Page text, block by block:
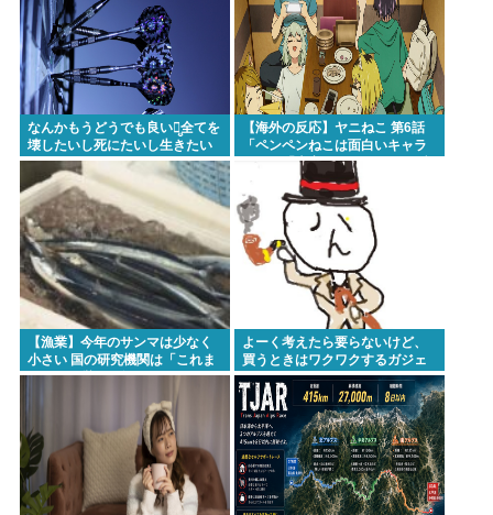
なんかもうどうでも良いし̤̬全てを
壊したいし死にたいし生きたい
よな
【海外の反応】ヤニねこ 第6話
「ペンペンねこは面白いキャラ
だな」「大家さんとのドライブ
のシーン、リアルすぎて辛かっ
た」
【漁業】今年のサンマは少なく
小さい 国の研究機関は「これま
でになく厳しい年になる」
よーく考えたら要らないけど、
買うときはワクワクするガジェ
ットおしえろ